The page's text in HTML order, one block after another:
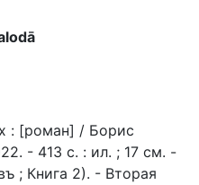
: [роман] / Борис
- 413 c. : ил. ; 17 см. -
; Книга 2). - Вторая